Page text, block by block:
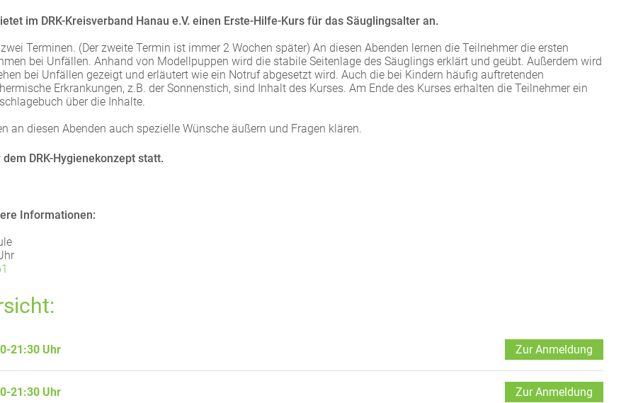
im DRK-Kreisverband Hanau e.V. einen Erste-Hilfe-Kurs für das Säuglingsalter an.
Terminen. (Der zweite Termin ist immer 2 Wochen später) An diesen Abenden lernen die Teilnehmer die ersten
bei Unfällen. Anhand von Modellpuppen wird die stabile Seitenlage des Säuglings erklärt und geübt. Außerdem wird
bei Unfällen gezeigt und erläutert wie ein Notruf abgesetzt wird. Auch die bei Kindern häufig auftretenden
Erkrankungen, z.B. der Sonnenstich, sind Inhalt des Kurses. Am Ende des Kurses erhalten die Teilnehmer ein
über die Inhalte.
an diesen Abenden auch spezielle Wünsche äußern und Fragen klären.
DRK-Hygienekonzept statt.
Informationen:
21:30 Uhr Zur Anmeldung
21:30 Uhr Zur Anmeldung